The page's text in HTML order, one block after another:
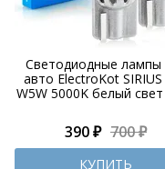
Светодиодные лампы
авто ElectroKot
W5W 5000K белый
390 ₽ 700 ₽
КУПИТЬ